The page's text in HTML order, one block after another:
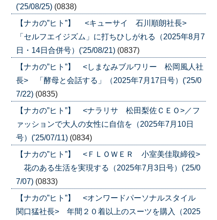
('25/08/25) (0838)
【ナカの”ヒト”】 <キューサイ 石川順朗社長>
「セルフエイジズム」に打ちひしがれる（2025年8月7
日・14日合併号）('25/08/21) (0837)
【ナカの”ヒト”】 <しまなみブルワリー 松岡風人社
長> 「酵母と会話する」（2025年7月17日号）('25/0
7/22) (0835)
【ナカの”ヒト”】 <ナラリサ 松田梨佐ＣＥＯ>／フ
ァッションで大人の女性に自信を（2025年7月10日
号）('25/07/11) (0834)
【ナカの”ヒト”】 <ＦＬＯＷＥＲ 小室美佳取締役>
花のある生活を実現する（2025年7月3日号）('25/0
7/07) (0833)
【ナカの”ヒト”】 <オンワードパーソナルスタイル
関口猛社長> 年間２０着以上のスーツを購入（2025